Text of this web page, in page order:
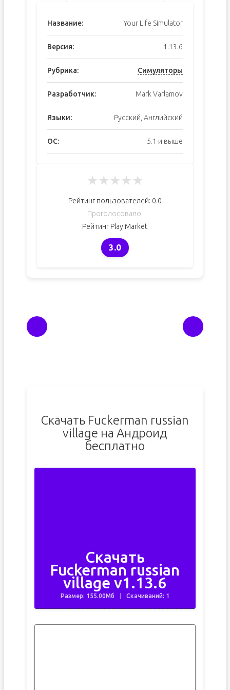
Название: Your Life Simulator
Версия: 1.13.6
Рубрика: Симуляторы
Разработчик: Mark Varlamov
Языки: Русский, Английский
ОС: 5.1 и выше
★★★★★
Рейтинг пользователей: 0.0
Проголосовало:
Рейтинг Play Market
3.0
Скачать Fuckerman russian
village на Андроид
бесплатно
Скачать
Fuckerman russian
village v1.13.6
Размер: 155.00Мб Скачиваний: 1